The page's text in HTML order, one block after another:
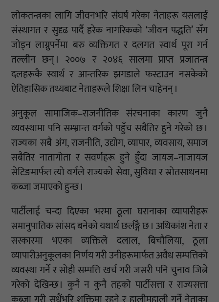
लोकतन्त्रका लागि जीवनभरि संघर्ष गरेका नेताहरू यसलाई
संस्थागत र सुदृढ पार्दै हरेक नागरिकको ‘जीवन पद्धति’ सँग
जोड्न लाग्नुपर्नेमा बरु व्यक्तिगत र दलगत स्वार्थ पूरा गर्न
तल्लीन छन् । २००७ र २०४६ सालमा प्राप्त प्रजातन्त्र
दलहरूकै स्वार्थ र आन्तरिक झगडाले फस्टाउन नसकेको
ऐतिहासिक तथ्यबाट नेताहरूले शिक्षा लिन चाहेनन् ।
अनुकूल सामाजिक–राजनीतिक संरचनाका कारण जुनै
व्यवस्थामा पनि सम्भ्रान्त वर्गको पहुँच सबैतिर हुने गरेको छ ।
राज्यका सबै अंग, राजनीति, उद्योग, व्यापार, व्यवसाय, समाज
सबैतिर नातागोता र सवर्णहरू हुने हुँदा जायज–नाजायज
सेटिङमार्फत त्यो वर्गले राज्यको सेवा, सुविधा र स्रोतसाधनमा
कब्जा जमाएको हुन्छ ।
पार्टीलाई चन्दा दिएका भरमा ठूला घरानाका व्यापारीहरू
समानुपातिक सांसद बनेको यथार्थ छर्लङ्गै छ । अधिकांश नेता र
सरकारमा भएका व्यक्तिले दलाल, बिचौलिया, ठूला
व्यापारीअनुकूलका निर्णय गरी उनीहरूमार्फत अवैध सम्पत्तिको
व्यवस्था गर्ने र सोही सम्पत्ति खर्च गरी जसरी पनि चुनाव जित्ने
गरेको देखिन्छ । कुनै न कुनै तहको पार्टीसत्ता र राज्यसत्ता